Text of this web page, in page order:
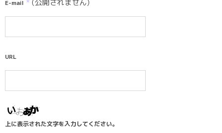
E-mail *(公開されません)
URL
上に表示された文字を入力してください。